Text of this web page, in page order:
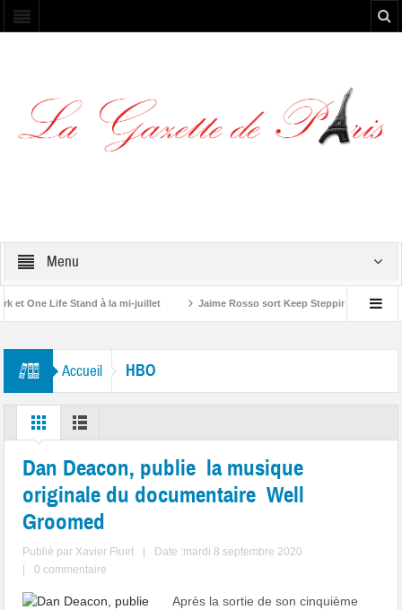
Menu
One Life Stand à la mi-juillet Jaime Rosso sort Keep Stepping, son nouvel
Accueil HBO
Dan Deacon, publie la musique
originale du documentaire Well
Groomed
Publié par Xavier Fluet
Date :mardi 8 septembre 2020
0 commentaire
Après la sortie de son cinquième